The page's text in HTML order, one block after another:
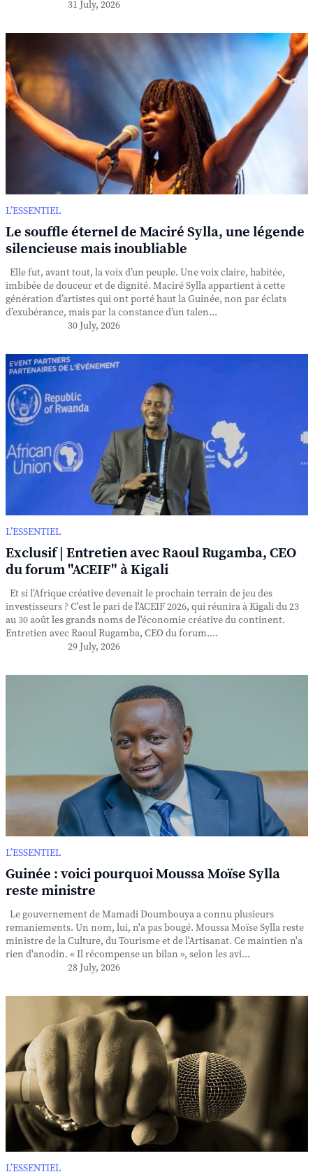
31 July, 2026
L’ESSENTIEL
Le souffle éternel de Maciré Sylla, une légende
silencieuse mais inoubliable
Elle fut, avant tout, la voix d’un peuple. Une voix claire, habitée,
imbibée de douceur et de dignité. Maciré Sylla appartient à cette
génération d’artistes qui ont porté haut la Guinée, non par éclats
d’exubérance, mais par la constance d’un talen...
30 July, 2026
L’ESSENTIEL
Exclusif | Entretien avec Raoul Rugamba, CEO
du forum "ACEIF" à Kigali
Et si l'Afrique créative devenait le prochain terrain de jeu des
investisseurs ? C'est le pari de l'ACEIF 2026, qui réunira à Kigali du 23
au 30 août les grands noms de l'économie créative du continent.
Entretien avec Raoul Rugamba, CEO du forum....
29 July, 2026
L’ESSENTIEL
Guinée : voici pourquoi Moussa Moïse Sylla
reste ministre
Le gouvernement de Mamadi Doumbouya a connu plusieurs
remaniements. Un nom, lui, n'a pas bougé. Moussa Moïse Sylla reste
ministre de la Culture, du Tourisme et de l'Artisanat. Ce maintien n'a
rien d'anodin. « Il récompense un bilan », selon les avi...
28 July, 2026
L’ESSENTIEL